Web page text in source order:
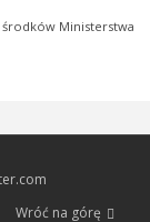
Ministerstwa
Wróć na górę